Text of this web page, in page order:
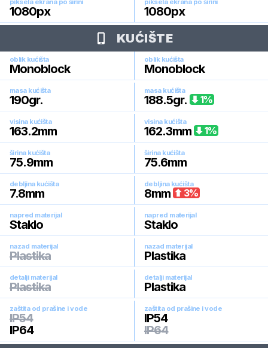
piksela ekrana po širini
1080px
piksela ekrana po širini
1080px
KUĆIŠTE
oblik kućišta
Monoblock
oblik kućišta
Monoblock
masa kućišta
190gr.
masa kućišta
188.5gr. 1%
visina kućišta
163.2mm
visina kućišta
162.3mm 1%
širina kućišta
75.9mm
širina kućišta
75.6mm
debljina kućišta
7.8mm
debljina kućišta
8mm 3%
napred materijal
Staklo
napred materijal
Staklo
nazad materijal
Plastika
nazad materijal
Plastika
detalji materijal
Plastika
detalji materijal
Plastika
zaštita od prašine i vode
IP54
IP64
zaštita od prašine i vode
IP54
IP64